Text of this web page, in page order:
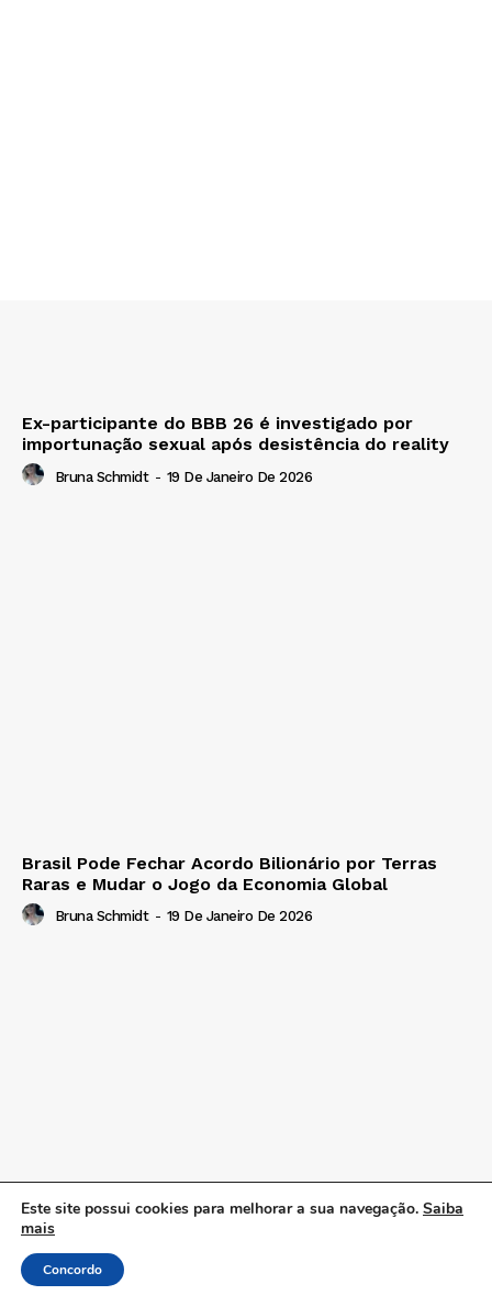
Ex-participante do BBB 26 é investigado por
importunação sexual após desistência do reality
Bruna Schmidt - 19 De Janeiro De 2026
Brasil Pode Fechar Acordo Bilionário por Terras
Raras e Mudar o Jogo da Economia Global
Bruna Schmidt - 19 De Janeiro De 2026
Este site possui cookies para melhorar a sua navegação. Saiba
mais
Concordo